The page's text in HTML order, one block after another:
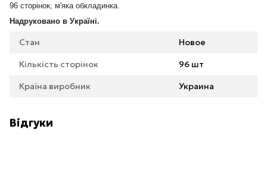
96 сторінок, м'яка обкладинка.
Надруковано в Україні.
Стан Новое
Кількість сторінок 96 шт
Країна виробник Украина
Відгуки